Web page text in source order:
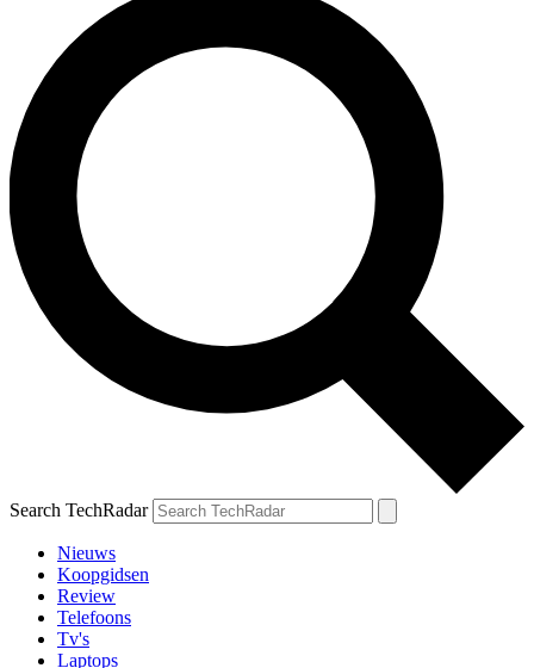
Search TechRadar
Nieuws
Koopgidsen
Review
Telefoons
Tv's
Laptops